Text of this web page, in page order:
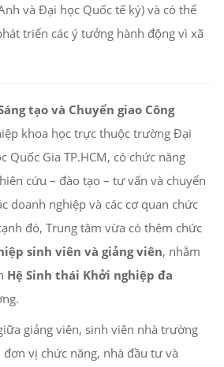
và Đại học Quốc tế ký) và có thể
triển các ý tưởng hành động vì xã
tạo và Chuyển giao Công
khoa học trực thuộc trường Đại
Quốc Gia TP.HCM, có chức năng
cứu – đào tạo – tư vấn và chuyển
doanh nghiệp và các cơ quan chức
đó, Trung tâm vừa có thêm chức
sinh viên và giảng viên, nhằm
Hệ Sinh thái Khởi nghiệp đa
giảng viên, sinh viên nhà trường
vị chức năng, nhà đầu tư và